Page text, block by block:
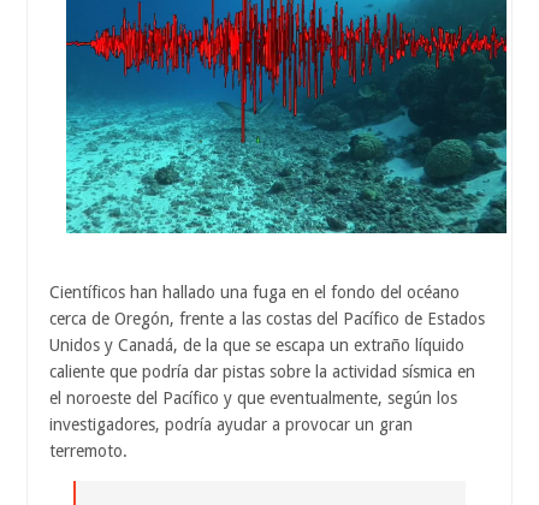
Científicos han hallado una fuga en el fondo del océano
cerca de Oregón, frente a las costas del Pacífico de Estados
Unidos y Canadá, de la que se escapa un extraño líquido
caliente que podría dar pistas sobre la actividad sísmica en
el noroeste del Pacífico y que eventualmente, según los
investigadores, podría ayudar a provocar un gran
terremoto.